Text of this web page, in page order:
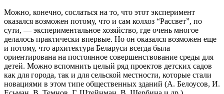
Можно, конечно, сослаться на то, что этот эксперимент
оказался возможен потому, что и сам колхоз “Рассвет”, по
сути, — экспериментальное хозяйство, где очень многое
делалось практически впервые. Но он оказался возможен еще
и потому, что архитектура Беларуси всегда была
ориентирована на постоянное совершенствование среды для
детей. Можно вспомнить целый ряд проектов детских садов
как для города, так и для сельской местности, которые стали
новациями в этом типе общественных зданий (А. Белоусов, И.